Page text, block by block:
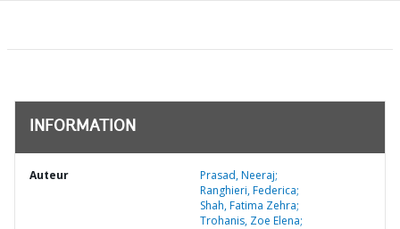
INFORMATION
Auteur
Prasad, Neeraj;
Ranghieri, Federica;
Shah, Fatima Zehra;
Trohanis, Zoe Elena;